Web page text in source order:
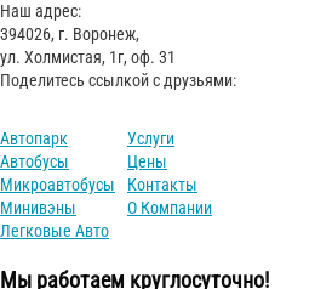
Наш адрес:
394026, г. Воронеж,
ул. Холмистая, 1г, оф. 31
Поделитесь ссылкой с друзьями:
Автопарк
Автобусы
Микроавтобусы
Минивэны
Легковые Авто
Услуги
Цены
Контакты
О Компании
Мы работаем круглосуточно!